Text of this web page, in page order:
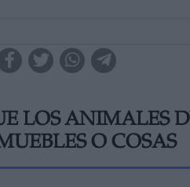
LOS ANIMALES
O COSAS